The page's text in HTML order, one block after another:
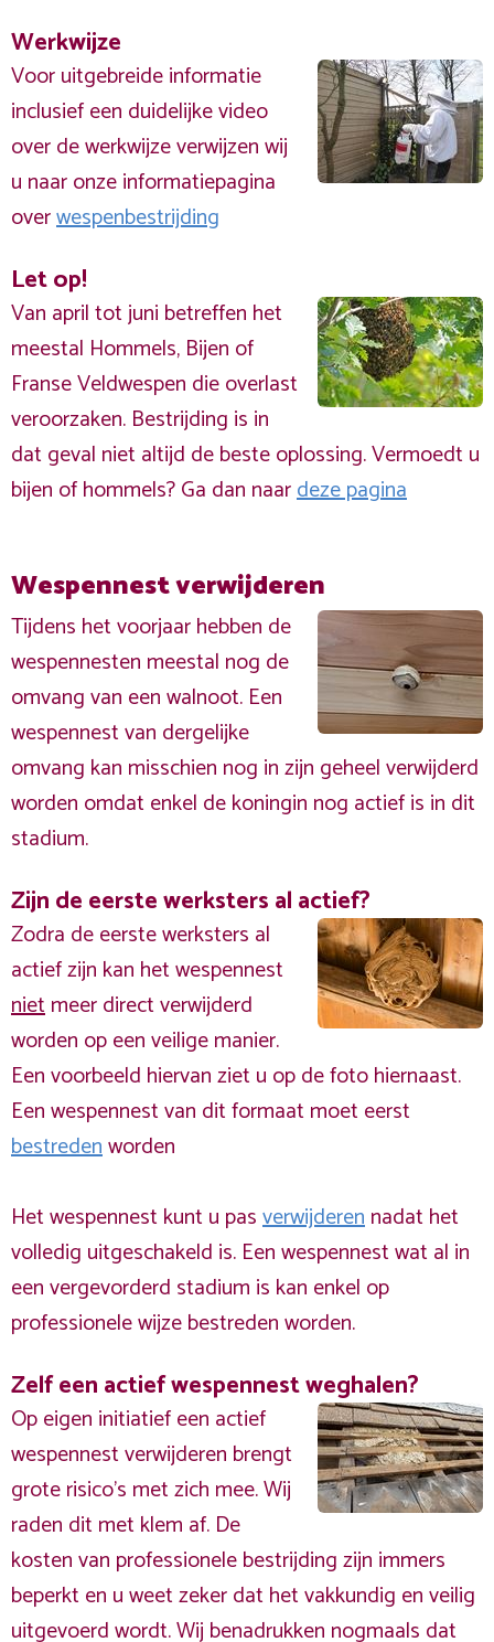
Werkwijze
Voor uitgebreide informatie
inclusief een duidelijke video
over de werkwijze verwijzen wij
u naar onze informatiepagina
overwespenbestrijding
Let op!
Van april tot juni betreffen het
meestal Hommels, Bijen of
Franse Veldwespen die overlast
veroorzaken. Bestrijding is in
dat geval niet altijd de beste oplossing. Vermoedt u
bijen of hommels? Ga dan naardeze pagina
Wespennest verwijderen
Tijdens het voorjaar hebben de
wespennesten meestal nog de
omvang van een walnoot. Een
wespennest van dergelijke
omvang kan misschien nog in zijn geheel verwijderd
worden omdat enkel de koningin nog actief is in dit
stadium.
Zijn de eerste werksters al actief?
Zodra de eerste werksters al
actief zijn kan het wespennest
nietmeer direct verwijderd
worden op een veilige manier.
Een voorbeeld hiervan ziet u op de foto hiernaast.
Een wespennest van dit formaat moet eerst
bestredenworden
Het wespennest kunt u pasverwijderennadat het
volledig uitgeschakeld is. Een wespennest wat al in
een vergevorderd stadium is kan enkel op
professionele wijze bestreden worden.
Zelf een actief wespennest weghalen?
Op eigen initiatief een actief
wespennest verwijderen brengt
grote risico’s met zich mee. Wij
raden dit met klem af. De
kosten van professionele bestrijding zijn immers
beperkt en u weet zeker dat het vakkundig en veilig
uitgevoerd wordt. Wij benadrukken nogmaals dat